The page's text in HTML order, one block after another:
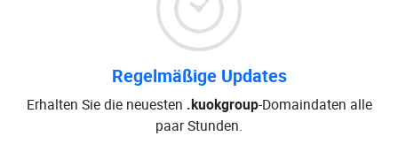
Regelmäßige Updates
Erhalten Sie die neuesten .kuokgroup-Domaindaten alle
paar Stunden.